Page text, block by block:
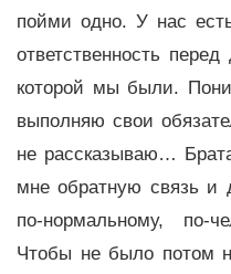
пойми одно. У нас
ответственность
которой мы были.
выполняю свои
не рассказываю…
мне обратную связь и
по-нормальному, по-
Чтобы не было потом